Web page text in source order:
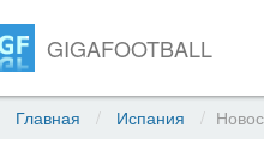
GIGAFOOTBALL
Главная Испания